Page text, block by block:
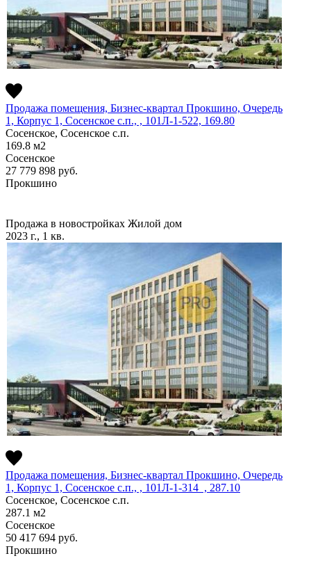
Продажа помещения, Бизнес-квартал Прокшино, Очередь
1, Корпус 1, Сосенское c.п., , 101Л-1-522, 169.80
Сосенское, Сосенское c.п.
169.8 м2
Сосенское
27 779 898 руб.
Прокшино
Продажа в новостройках Жилой дом
2023 г., 1 кв.
Продажа помещения, Бизнес-квартал Прокшино, Очередь
1, Корпус 1, Сосенское c.п., , 101Л-1-314 , 287.10
Сосенское, Сосенское c.п.
287.1 м2
Сосенское
50 417 694 руб.
Прокшино